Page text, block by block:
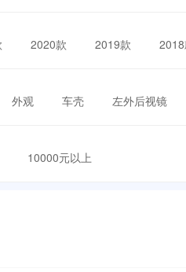
2020款 2019款
外观 车壳 左外后视镜
10000元以上